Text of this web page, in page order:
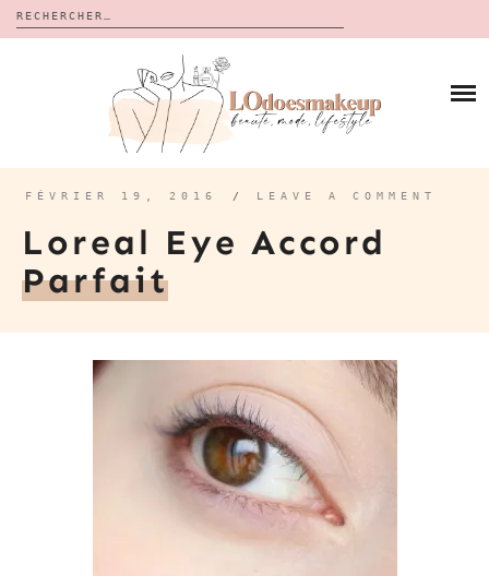
Rechercher :
CALENDRIERS DE L’AVENT
BON PLAN
À PROPOS
CONTACT
FÉVRIER 19, 2016 / LEAVE A COMMENT
Loreal Eye Accord
Parfait